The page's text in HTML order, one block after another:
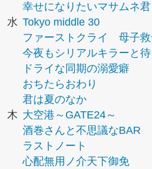
幸せになりたいマサムネ君
水 Tokyo middle 30
ファーストクライ 母子救
今夜もシリアルキラーと
ドライな同期の溺愛癖
おちたらおわり
君は夏のなか
木 大空港～GATE24～
酒巻さんと不思議なBAR
ラストノート
心配無用ノ介天下御免